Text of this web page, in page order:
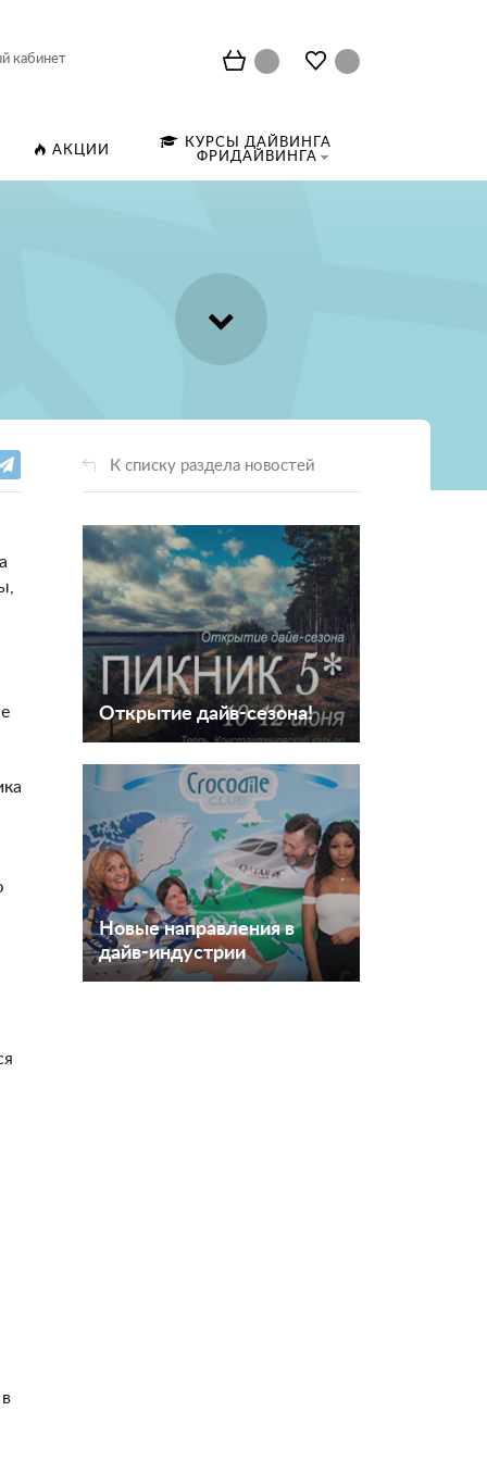
кабинет
АКЦИИ
КУРСЫ ДАЙВИНГА
ФРИДАЙВИНГА
К списку раздела новостей
Открытие дайв-сезона!
Новые направления в
дайв-индустрии